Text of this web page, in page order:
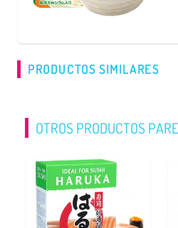
PRODUCTOS SIMILARES
OTROS PRODUCTOS